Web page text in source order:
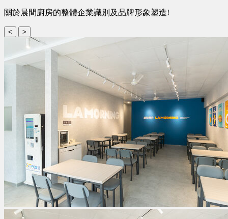
關於晨間廚房的整體企業識別及品牌形象塑造!
< >